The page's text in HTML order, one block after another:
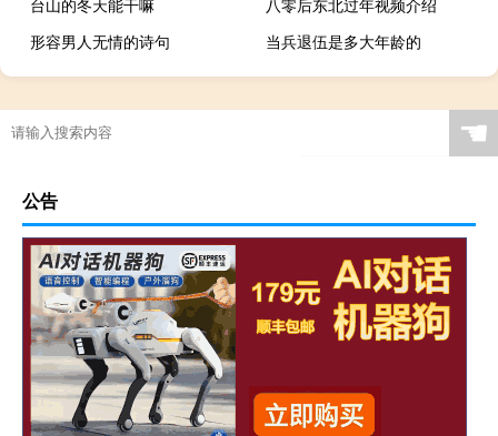
形容男人无情的诗句
当兵退伍是多大年龄的
☚
公告